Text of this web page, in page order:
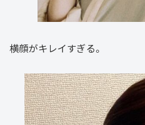
横顔がキレイすぎる。